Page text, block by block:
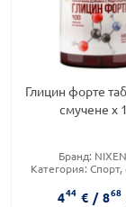
Глицин форте
смучене х
Бранд:
Категория: Спорт,
Предназначено за:
444 € / 868